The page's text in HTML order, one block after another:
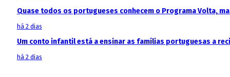
Quase todos os portugueses conhecem o Programa Volta,
há 2 dias
Um conto infantil está a ensinar as famílias portuguesas a
há 2 dias